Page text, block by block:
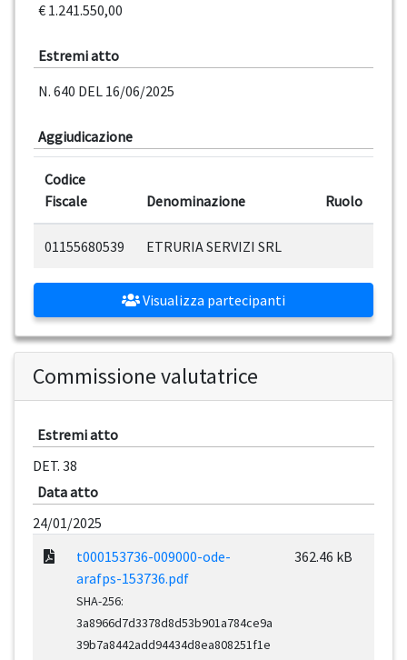
€ 1.241.550,00
Estremi atto
N. 640 DEL 16/06/2025
Aggiudicazione
Codice
Fiscale
Denominazione Ruolo
01155680539 ETRURIA SERVIZI SRL
Visualizza partecipanti
Commissione valutatrice
Estremi atto
DET. 38
Data atto
24/01/2025
t000153736-009000-ode-
arafps-153736.pdf
SHA-256:
3a8966d7d3378d8d53b901a784ce9a
39b7a8442add94434d8ea808251f1e
362.46 kB